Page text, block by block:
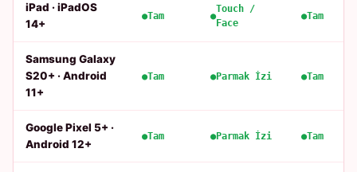
iPad · iPadOS
14+
Tam
Touch /
Face
Tam
Samsung Galaxy
S20+ · Android
11+
Tam Parmak İzi Tam
Google Pixel 5+ ·
Android 12+
Tam Parmak İzi Tam